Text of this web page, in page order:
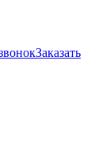
Заказать